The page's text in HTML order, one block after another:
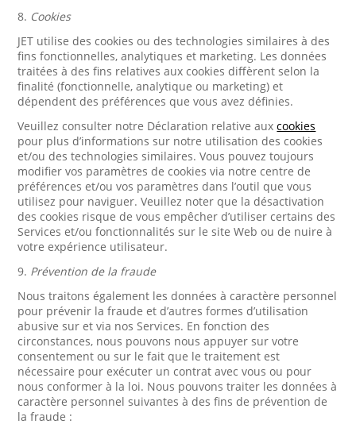
8. Cookies
JET utilise des cookies ou des technologies similaires à des
fins fonctionnelles, analytiques et marketing. Les données
traitées à des fins relatives aux cookies diffèrent selon la
finalité (fonctionnelle, analytique ou marketing) et
dépendent des préférences que vous avez définies.
Veuillez consulter notre Déclaration relative auxcookies
pour plus d’informations sur notre utilisation des cookies
et/ou des technologies similaires. Vous pouvez toujours
modifier vos paramètres de cookies via notre centre de
préférences et/ou vos paramètres dans l’outil que vous
utilisez pour naviguer. Veuillez noter que la désactivation
des cookies risque de vous empêcher d’utiliser certains des
Services et/ou fonctionnalités sur le site Web ou de nuire à
votre expérience utilisateur.
9. Prévention de la fraude
Nous traitons également les données à caractère personnel
pour prévenir la fraude et d’autres formes d’utilisation
abusive sur et via nos Services. En fonction des
circonstances, nous pouvons nous appuyer sur votre
consentement ou sur le fait que le traitement est
nécessaire pour exécuter un contrat avec vous ou pour
nous conformer à la loi. Nous pouvons traiter les données à
caractère personnel suivantes à des fins de prévention de
la fraude :